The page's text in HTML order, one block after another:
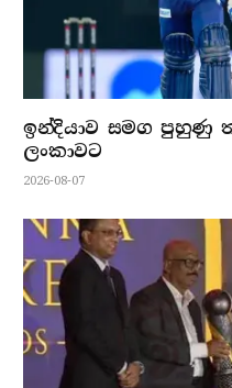
ඉන්දියාව සමග පුහුණු
ලංකාවට
2026-08-07